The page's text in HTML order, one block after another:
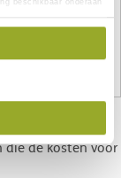
beschikbaar onderaan
deze
die de kosten voor